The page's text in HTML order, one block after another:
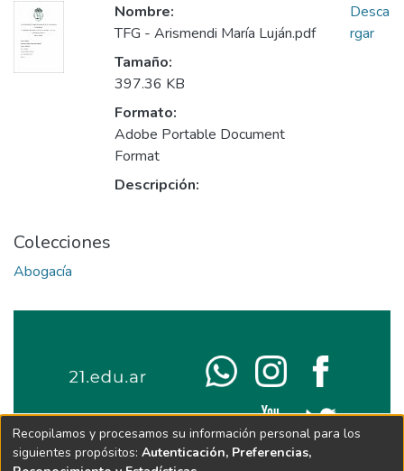
Nombre:
TFG - Arismendi María Luján.pdf
Tamaño:
397.36 KB
Formato:
Adobe Portable Document
Format
Descripción:
Desca
rgar
Colecciones
Abogacía
Recopilamos y procesamos su información personal para los
siguientes propósitos: Autenticación, Preferencias,